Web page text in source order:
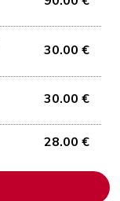
30.00 €
30.00 €
28.00 €